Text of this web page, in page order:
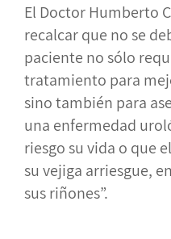
El Doctor Humberto
recalcar que no se
paciente no sólo
tratamiento para
sino también para
una enfermedad
riesgo su vida o que
su vejiga arriesgue,
sus riñones”.